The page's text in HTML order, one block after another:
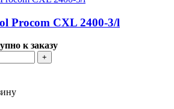
Procom CXL 2400-3/l
к заказу
+